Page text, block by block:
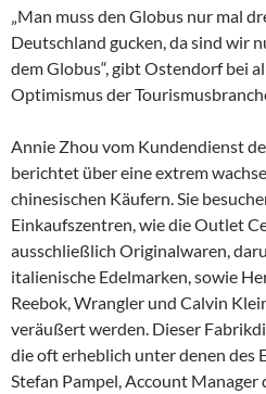
„Man muss den Globus nur mal
Deutschland gucken, da sind wir
dem Globus“, gibt Ostendorf bei
Optimismus der
Annie Zhou vom Kundendienst
berichtet über eine extrem
chinesischen Käufern. Sie
Einkaufszentren, wie die Outlet
ausschließlich Originalwaren,
italienische Edelmarken, sowie
Reebok, Wrangler und Calvin
veräußert werden. Dieser
die oft erheblich unter denen des
Stefan Pampel, Account Manager